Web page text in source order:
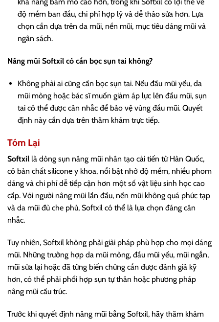
độ mềm ban đầu, chi phí hợp lý và dễ tháo sửa hơn. Lựa
chọn cần dựa trên da mũi, nền mũi, mục tiêu dáng mũi và
ngân sách.
Nâng mũi Softxil có cần bọc sụn tai không?
Không phải ai cũng cần bọc sụn tai. Nếu đầu mũi yếu, da
mũi mỏng hoặc bác sĩ muốn giảm áp lực lên đầu mũi, sụn
tai có thể được cân nhắc để bảo vệ vùng đầu mũi. Quyết
định này cần dựa trên thăm khám trực tiếp.
Tóm Lại
Softxil là dòng sụn nâng mũi nhân tạo cải tiến từ Hàn Quốc,
có bản chất silicone y khoa, nổi bật nhờ độ mềm, nhiều phom
dáng và chi phí dễ tiếp cận hơn một số vật liệu sinh học cao
cấp. Với người nâng mũi lần đầu, nền mũi không quá phức tạp
và da mũi đủ che phủ, Softxil có thể là lựa chọn đáng cân
nhắc.
Tuy nhiên, Softxil không phải giải pháp phù hợp cho mọi dáng
mũi. Những trường hợp da mũi mỏng, đầu mũi yếu, mũi ngắn,
mũi sửa lại hoặc đã từng biến chứng cần được đánh giá kỹ
hơn, có thể phải phối hợp sụn tự thân hoặc phương pháp
nâng mũi cấu trúc.
Trước khi quyết định nâng mũi bằng Softxil, hãy thăm khám